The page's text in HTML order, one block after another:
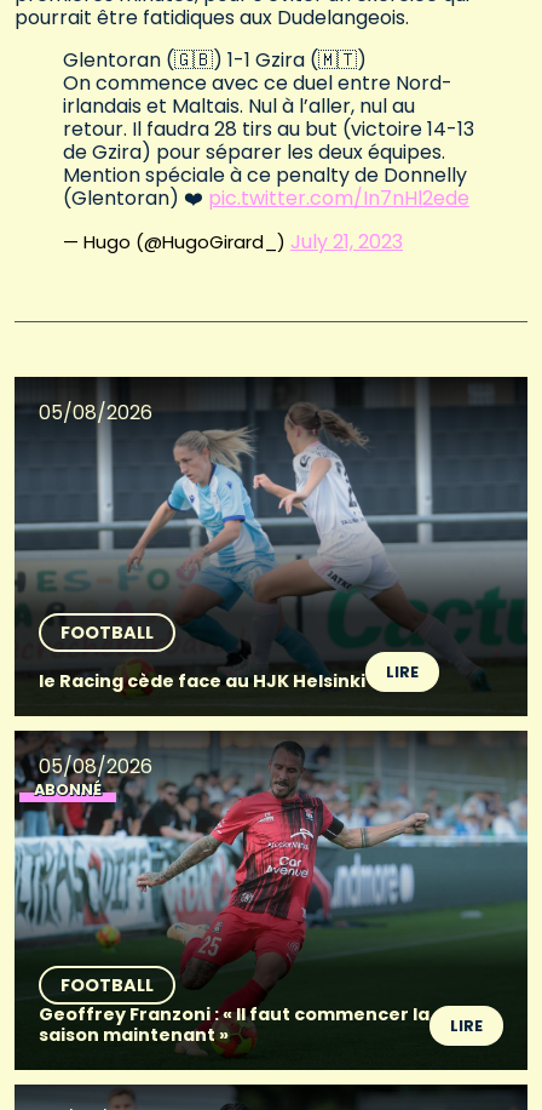
pourrait être fatidiques aux Dudelangeois.
Glentoran (🇬🇧) 1-1 Gzira (🇲🇹)
On commence avec ce duel entre Nord-
irlandais et Maltais. Nul à l’aller, nul au
retour. Il faudra 28 tirs au but (victoire 14-13
de Gzira) pour séparer les deux équipes.
Mention spéciale à ce penalty de Donnelly
(Glentoran) ❤️ pic.twitter.com/In7nHl2ede
— Hugo (@HugoGirard_) July 21, 2023
05/08/2026
FOOTBALL
le Racing cède face au HJK Helsinki
LIRE
05/08/2026
ABONNÉ
FOOTBALL
Geoffrey Franzoni : « Il faut commencer la
saison maintenant »
LIRE